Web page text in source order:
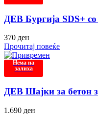
ДЕВ Бургија SDS+
370 ден
Прочитај повеќе
Нема на
залиха
ДЕВ Шајки за бетон
1.690 ден